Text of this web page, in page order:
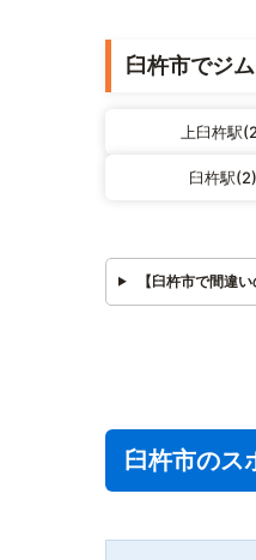
臼杵市でジ
上臼杵駅
臼杵駅(2)
【臼杵市で間違
臼杵市のス